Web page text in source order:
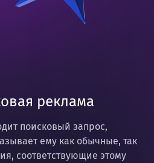
реклама
поисковый запрос,
ему как обычные, так
соответствующие этому